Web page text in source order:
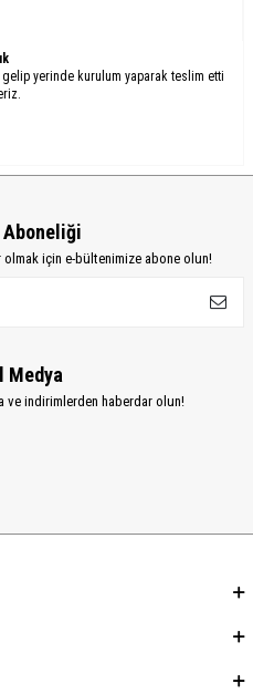
yerinde kurulum yaparak teslim etti
Aboneliği
olmak için e-bültenimize abone olun!
Medya
ve indirimlerden haberdar olun!